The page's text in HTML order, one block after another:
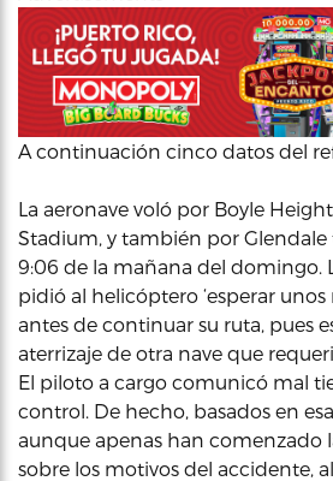
A continuación cinco datos del
La aeronave voló por Boyle
Stadium, y también por Glendale
9:06 de la mañana del domingo.
pidió al helicóptero ‘esperar unos
antes de continuar su ruta, pues
aterrizaje de otra nave que
El piloto a cargo comunicó mal
control. De hecho, basados en
aunque apenas han comenzado
sobre los motivos del accidente,